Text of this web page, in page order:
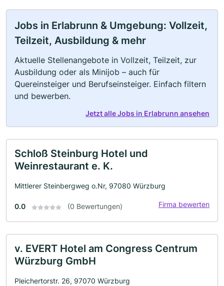
Jobs in Erlabrunn & Umgebung: Vollzeit,
Teilzeit, Ausbildung & mehr
Aktuelle Stellenangebote in Vollzeit, Teilzeit, zur
Ausbildung oder als Minijob – auch für
Quereinsteiger und Berufseinsteiger. Einfach filtern
und bewerben.
Jetzt alle Jobs in Erlabrunn ansehen
Schloß Steinburg Hotel und
Weinrestaurant e. K.
Mittlerer Steinbergweg o.Nr, 97080 Würzburg
0.0 (0 Bewertungen) Firma bewerten
v. EVERT Hotel am Congress Centrum
Würzburg GmbH
Pleichertorstr. 26, 97070 Würzburg